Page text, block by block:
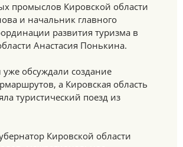
промыслов Кировской области
и начальник главного
развития туризма в
Анастасия Понькина.
уже обсуждали создание
а Кировская область
туристический поезд из
Кировской области